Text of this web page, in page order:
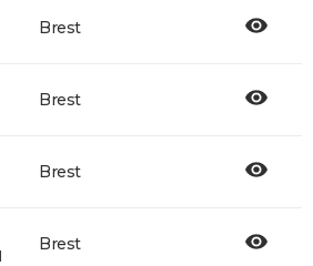
Brest
Brest
Brest
Brest